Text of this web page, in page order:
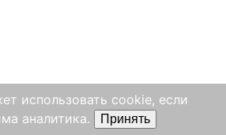
использовать cookie, если
аналитика.
Принять